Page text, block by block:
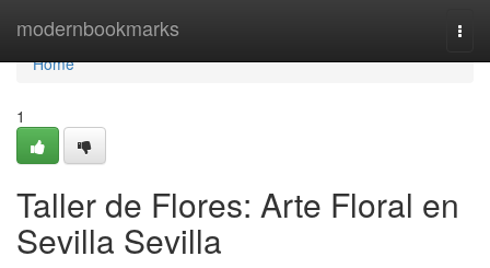
modernbookmarks
Home
Home
1
Taller de Flores: Arte Floral en
Sevilla Sevilla